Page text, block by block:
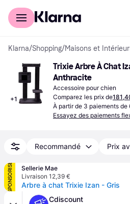
Acheter avec Klarna
Klarna/Shopping/Maisons et
+1
Trixie Arbre À Chat
Anthracite
Accessoire pour chien
Comparez les prix de
À partir de 3 paiements de
Essayez des paiements
Recommandé Prix
SPONSORISÉ
Sellerie Mae
Livraison 12,39 €
Arbre à chat Trixie Izan - Gris
Cdiscount